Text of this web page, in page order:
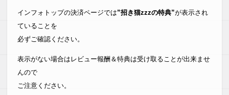
インフォトップの決済ページでは”招き猫zzzの特典”が表示され
ていることを
必ずご確認ください。
表示がない場合はレビュー報酬＆特典は受け取ることが出来ませ
んので
ご注意ください。